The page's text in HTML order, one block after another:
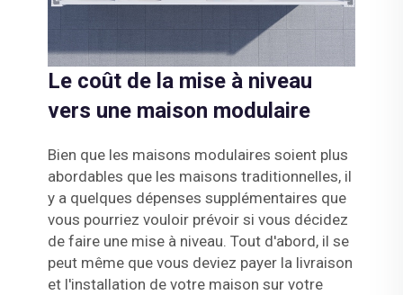
Le coût de la mise à niveau
vers une maison modulaire
Bien que les maisons modulaires soient plus
abordables que les maisons traditionnelles, il
y a quelques dépenses supplémentaires que
vous pourriez vouloir prévoir si vous décidez
de faire une mise à niveau. Tout d'abord, il se
peut même que vous deviez payer la livraison
et l'installation de votre maison sur votre